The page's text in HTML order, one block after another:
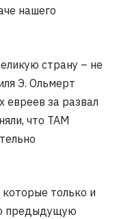
нашего
страну – не
Э. Ольмерт
евреев за развал
что ТАМ
только и
предыдущую